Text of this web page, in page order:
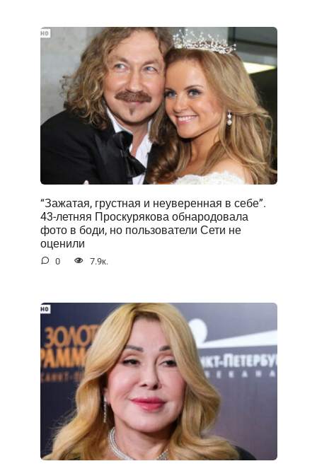
“Зажатая, грустная и неуверенная в себе”.
43-летняя Проскурякова обнародовала
фото в боди, но пользователи Сети не
оценили
0 7.9к.